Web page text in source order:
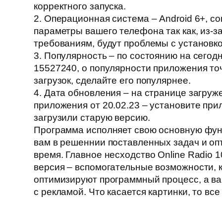
корректного запуска.
2. Операционная система – Android 6+,
параметры вашего телефона так как, из-
требованиям, будут проблемы с
3. Популярность – по состоянию на
15527240, о популярности приложения
загрузок, сделайте его популярнее.
4. Дата обновления – на странице
приложения от 20.02.23 – установите
загрузили старую версию.
Программа исполняет свою основную
вам в решеннии поставленных задач и
время. Главное несходство Online Radio
версия – вспомогательные возможности,
оптимизируют программный процесс, а
с рекламой. Что касается картинки, то